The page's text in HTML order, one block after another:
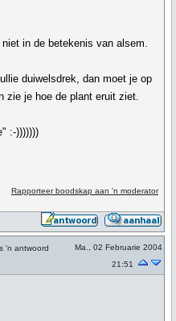
in de betekenis van alsem.
duiwelsdrek, dan moet je op
zie je hoe de plant eruit ziet.
:-)))))))
Rapporteer boodskap aan 'n moderator
'n antwoord
Ma., 02 Februarie 2004
21:51